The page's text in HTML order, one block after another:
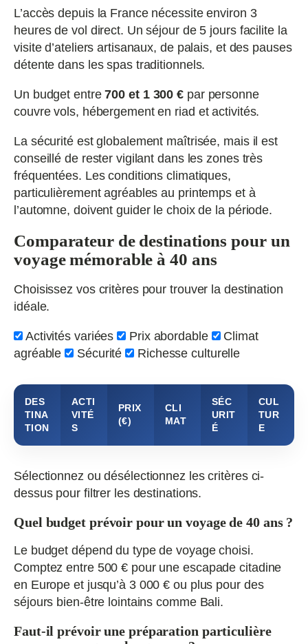
L’accès depuis la France nécessite environ 3
heures de vol direct. Un séjour de 5 jours facilite la
visite d’ateliers artisanaux, de palais, et des pauses
détente dans les spas traditionnels.
Un budget entre700 et 1 300 € par personne
couvre vols, hébergement en riad et activités.
La sécurité est globalement maîtrisée, mais il est
conseillé de rester vigilant dans les zones très
fréquentées. Les conditions climatiques,
particulièrement agréables au printemps et à
l’automne, doivent guider le choix de la période.
Comparateur de destinations pour un
voyage mémorable à 40 ans
Choisissez vos critères pour trouver la destination
idéale.
Activités variées Prix abordable
Climat
agréable
Sécurité Richesse culturelle
DES
TINA
TION
ACTI
VITÉ
S
PRIX
(€)
CLI
MAT
SÉC
URIT
É
CUL
TUR
E
Sélectionnez ou désélectionnez les critères ci-
dessus pour filtrer les destinations.
Quel budget prévoir pour un voyage de 40 ans ?
Le budget dépend du type de voyage choisi.
Comptez entre 500 € pour une escapade citadine
en Europe et jusqu’à 3 000 € ou plus pour des
séjours bien-être lointains comme Bali.
Faut-il prévoir une préparation particulière